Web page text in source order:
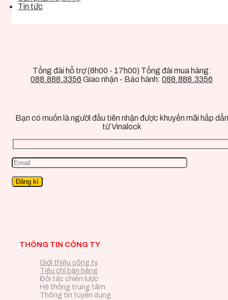
Tin tức
Tổng đài hỗ trợ (8h00 - 17h00) Tổng đài mua hàng:
088.888.3356 Giao nhận - Bảo hành: 088.888.3356
Bạn có muốn là người đầu tiên nhận được khuyến mãi hấp dẫn
từ Vinalock
THÔNG TIN CÔNG TY
Giới thiệu công ty
Tiêu chí bán hàng
Đối tác chiến lược
Hệ thống trung tâm
Thông tin tuyển dụng